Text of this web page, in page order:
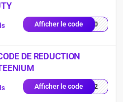
Afficher le codeSS30
DE REDUCTION
Afficher le codeEN12